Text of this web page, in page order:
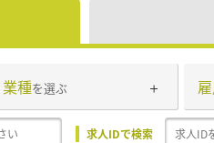
業種を選ぶ
求人IDで検索